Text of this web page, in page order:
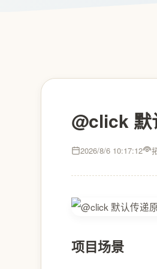
@click 默
2026/8/6 10:17:12
项目场景